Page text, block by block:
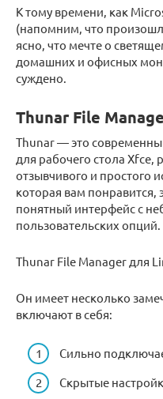
К тому времени, как
(напомним, что
ясно, что мечте о
домашних и офисных
суждено.
Thunar File
Thunar — это
для рабочего стола Xfce,
отзывчивого и простого
которая вам понравится,
понятный интерфейс с
пользовательских опций.
Thunar File Manager для
Он имеет несколько
включают в себя:
Сильно
Скрытые